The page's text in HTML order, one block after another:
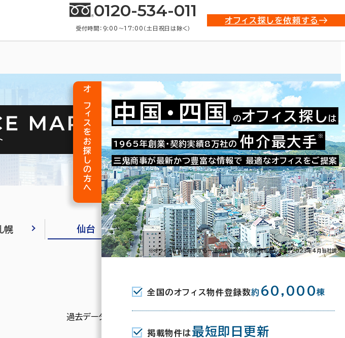
0120-534-011
受付時間：9:00〜17:00（土日祝日は除く）
オフィス探しを依頼する
幌 仙台 横浜 福岡
過去データを見る
オフィスをお探しの方へ 中国・四国 のオフィス探し は
1965年創業・契約実績8万社の 仲介最大手 ※
三鬼商事が最新かつ豊富な情報で 最適なオフィスをご提案
※オフィスビルに付帯する一連の賃貸借の仲介業務を指します。2023年4月当社調べ
全国のオフィス物件登録数約 60,000棟
掲載物件は 最短即日更新